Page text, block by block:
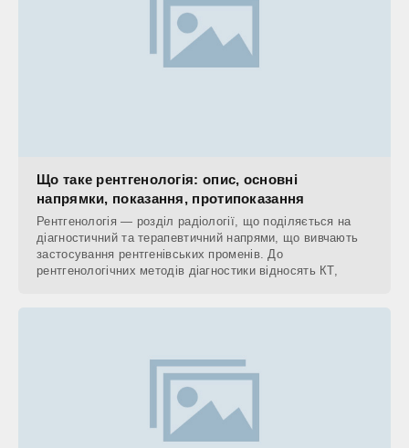
Що таке рентгенологія: опис, основні
напрямки, показання, протипоказання
Рентгенологія — розділ радіології, що поділяється на
діагностичний та терапевтичний напрями, що вивчають
застосування рентгенівських променів. До
рентгенологічних методів діагностики відносять КТ,